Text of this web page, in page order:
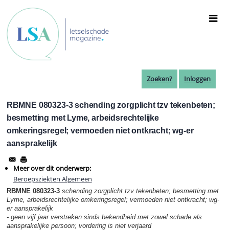
naar
de
inhoud
gaan
Zoeken? Inloggen
RBMNE 080323-3 schending zorgplicht tzv tekenbeten;
besmetting met Lyme, arbeidsrechtelijke
omkeringsregel; vermoeden niet ontkracht; wg-er
aansprakelijk
Meer over dit onderwerp:
Beroepsziekten Algemeen
RBMNE 080323-3 schending zorgplicht tzv tekenbeten; besmetting met
Lyme, arbeidsrechtelijke omkeringsregel; vermoeden niet ontkracht; wg-
er aansprakelijk
- geen vijf jaar verstreken sinds bekendheid met zowel schade als
aansprakelijke persoon; vordering is niet verjaard